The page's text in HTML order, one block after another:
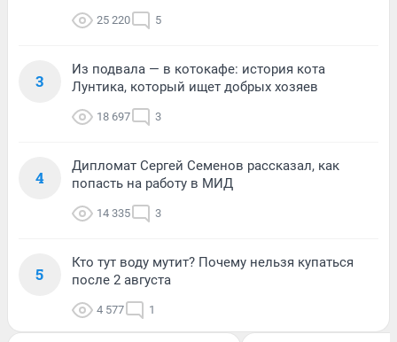
25 220 5
3
Из подвала — в котокафе: история кота
Лунтика, который ищет добрых хозяев
18 697 3
4
Дипломат Сергей Семенов рассказал, как
попасть на работу в МИД
14 335 3
5
Кто тут воду мутит? Почему нельзя купаться
после 2 августа
4 577 1